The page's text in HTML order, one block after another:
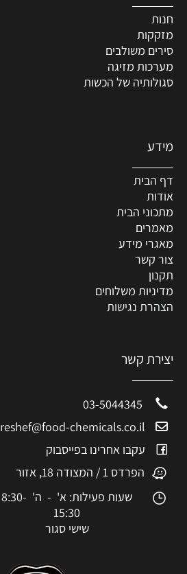
חנות
מזקקות
סירים משולבים
מערכות מזיגה
סגולותיה של הכשות
מידע
דף הבית
אודות
מתכוני הבית
מאמרים
מאגרי מידע
צור קשר
תקנון
מדיניות משלוחים
הצהרת נגישות
יצירת קשר
reshef@food-chemicals.co.il
עקבו אחרינו בפייסבוק
הפרדס 1 / המצודה 18, אזור
שעות פעילות: א' - ה' 8:30-
15:30
שישי סגור